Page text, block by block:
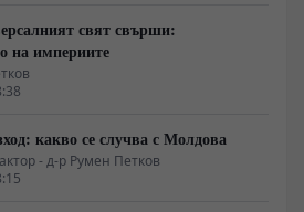
свят свърши:
на империите
какво се случва с Молдова
- д-р Румен Петков